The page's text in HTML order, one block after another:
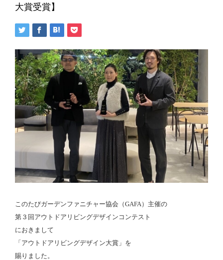
大賞受賞】
このたびガーデンファニチャー協会（GAFA）主催の
第３回アウトドアリビングデザインコンテスト
におきまして
「アウトドアリビングデザイン大賞」を
賜りました。